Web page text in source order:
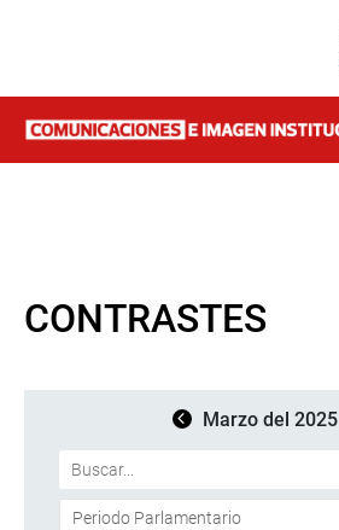
CONTRASTES
Marzo del 2025